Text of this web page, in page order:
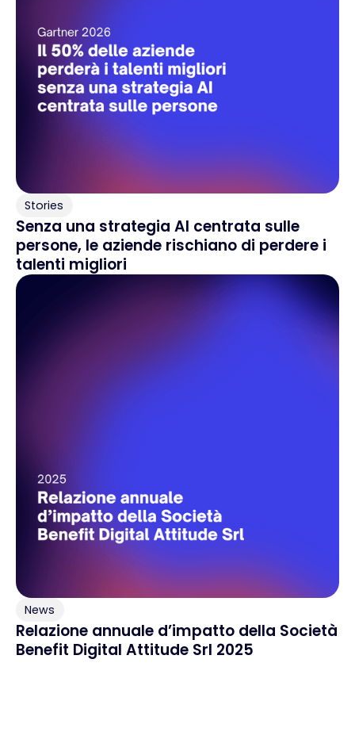
Stories
Senza una strategia AI centrata sulle
persone, le aziende rischiano di perdere i
talenti migliori
News
Relazione annuale d’impatto della Società
Benefit Digital Attitude Srl 2025